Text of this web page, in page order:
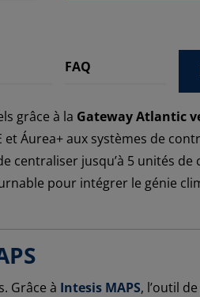
FAQ
grâce à la Gateway Atlantic
Áurea+ aux systèmes de
jusqu’à 5 unités
pour intégrer le génie
Grâce à Intesis MAPS, l’outil